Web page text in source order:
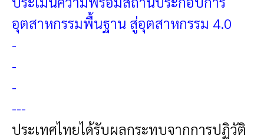
อุตสาหกรรมพื้นฐาน สู่อุตสาหกรรม 4.0
-
-
-
---
ประเทศไทยได้รับผลกระทบจากการปฏิวัติ